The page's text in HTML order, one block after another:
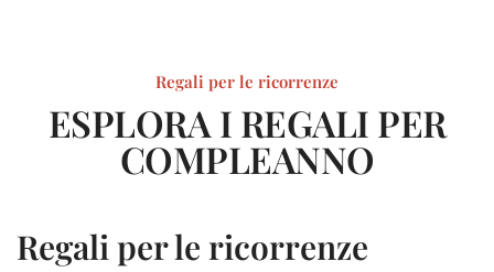
Regali per le ricorrenze
ESPLORA I REGALI PER
COMPLEANNO
Regali per le ricorrenze